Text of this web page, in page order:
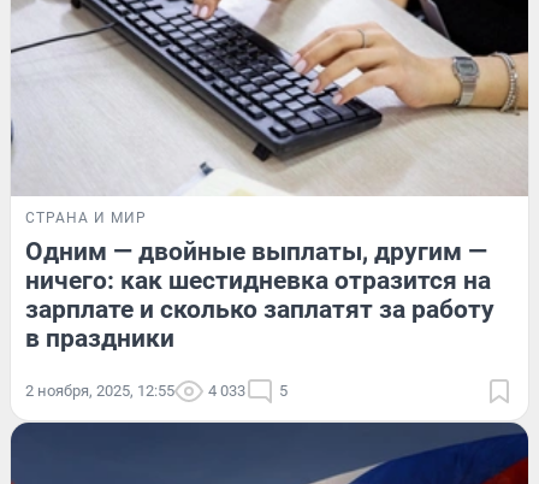
СТРАНА И МИР
Одним — двойные выплаты, другим —
ничего: как шестидневка отразится на
зарплате и сколько заплатят за работу
в праздники
2 ноября, 2025, 12:55 4 033 5